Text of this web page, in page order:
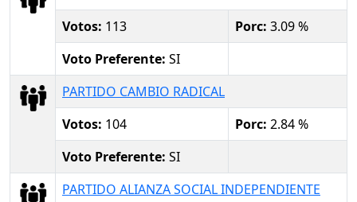
Votos: 113 Porc: 3.09 %
Voto Preferente: SI
PARTIDO CAMBIO RADICAL
Votos: 104 Porc: 2.84 %
Voto Preferente: SI
PARTIDO ALIANZA SOCIAL INDEPENDIENTE